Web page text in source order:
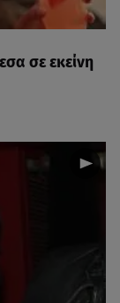
σε εκείνη